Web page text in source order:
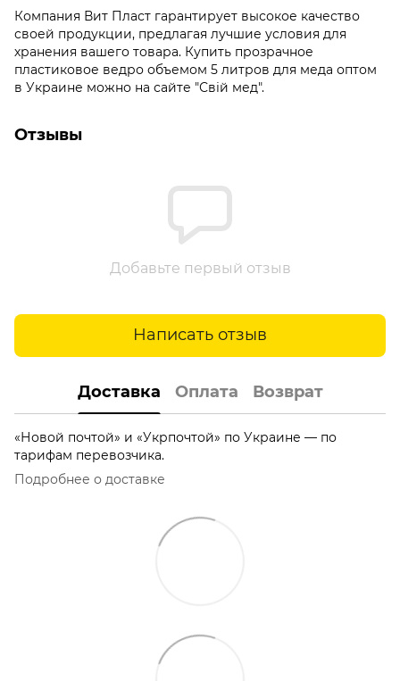
Компания Вит Пласт гарантирует высокое качество
своей продукции, предлагая лучшие условия для
хранения вашего товара. Купить прозрачное
пластиковое ведро объемом 5 литров для меда оптом
в Украине можно на сайте "Свій мед".
Отзывы
Добавьте первый отзыв
Написать отзыв
Доставка Оплата Возврат
«Новой почтой» и «Укрпочтой» по Украине — по
тарифам перевозчика.
Подробнее о доставке